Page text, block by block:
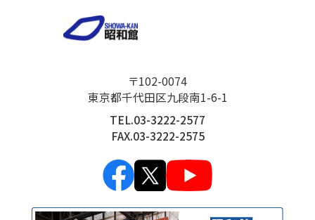
〒102-0074
東京都千代田区九段南1-6-1
TEL.03-3222-2577
FAX.03-3222-2575